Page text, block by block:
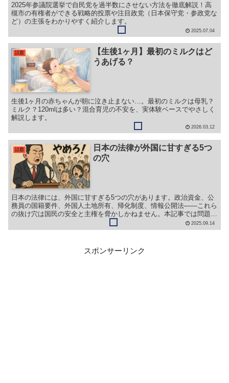
2025年参議院選挙で自民党を過半数にさせない方法を徹底解説！高
槻市の有権者ができる戦略的投票や注目政党（日本保守党・参政党な
ど）の主張をわかりやすく紹介します。
2025.07.04
話題
【生後1ヶ月】最初のミルクはど
うあげる？
生後1ヶ月の赤ちゃんが朝に泣き止まない…。最初のミルクは母乳？
ミルク？120mlは多い？混合育児の不安を、実体験ベースでやさしく
解説します。
2026.03.12
話題
日本の法律が外国に甘すぎる5つ
の穴
日本の法律には、外国に甘すぎる5つの穴があります。政治資金、公
務員の国籍要件、外国人土地所有、帰化制度、情報公開法――これら
の抜け穴は国民の安全と主権を脅かしかねません。本記事では問題点
2025.09.14
スポンサーリンク